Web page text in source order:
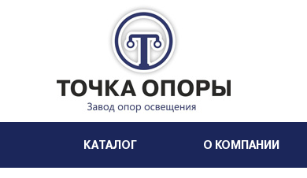
КАТАЛОГ О КОМПАНИИ